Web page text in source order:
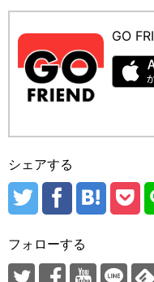
GO
シェアする
フォローする